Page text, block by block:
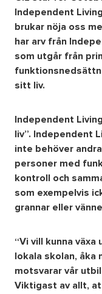
Om oss
FAQ
GDPR
Independent
brukar nöja oss
har arv från
som utgår från
sitt liv.
Independent
liv”. Independent
inte behöver
personer med
kontroll och
som exempelvis
grannar eller
“Vi vill kunna växa
lokala skolan, åka
motsvarar vår
Viktigast av allt,